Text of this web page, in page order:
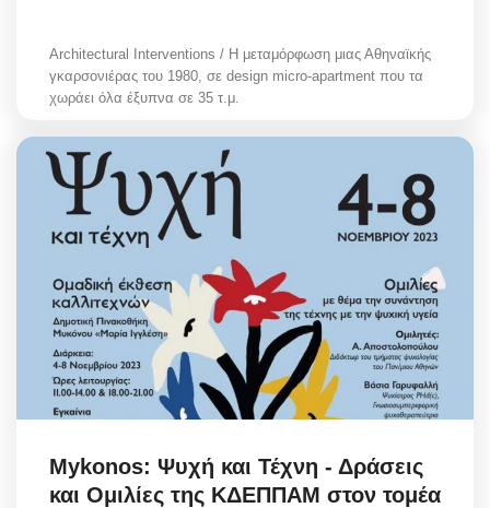
Architectural Interventions / Η μεταμόρφωση μιας Αθηναϊκής
γκαρσονιέρας του 1980, σε design micro-apartment που τα
χωράει όλα έξυπνα σε 35 τ.μ.
Mykonos: Ψυχή και Τέχνη - Δράσεις
και Ομιλίες της ΚΔΕΠΠΑΜ στον τομέα